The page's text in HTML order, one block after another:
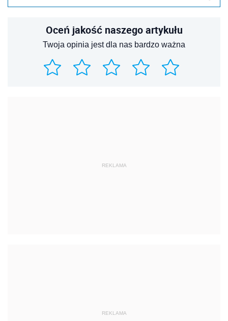
Oceń jakość naszego artykułu
Twoja opinia jest dla nas bardzo ważna
REKLAMA
REKLAMA